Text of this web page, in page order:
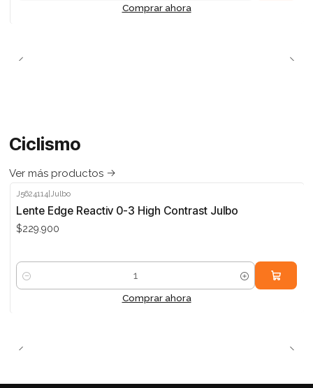
Comprar ahora
Ciclismo
Ver más productos
J5624114 |Julbo
Lente Edge Reactiv 0-3 High Contrast Julbo
$229.900
Cantidad
Comprar ahora